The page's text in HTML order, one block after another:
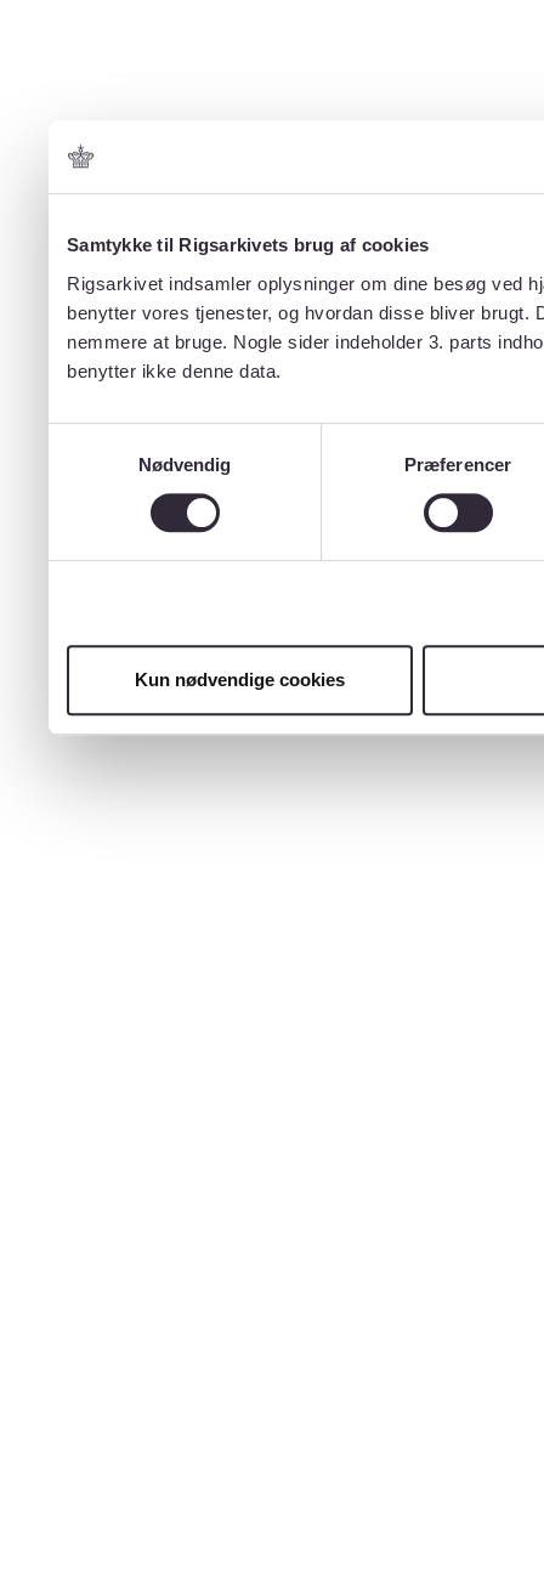
Samtykke til Rigsarkivets brug af cookies
Rigsarkivet indsamler oplysninger om dine besøg ved
benytter vores tjenester, og hvordan disse bliver
nemmere at bruge. Nogle sider indeholder 3. parts
benytter ikke denne data.
Nødvendig
Præferencer
Kun nødvendige cookies